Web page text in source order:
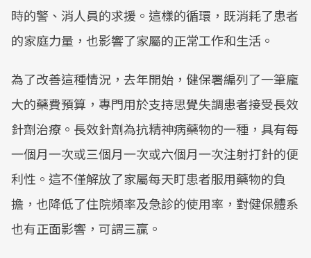
時的警、消人員的求援。這樣的循環，既消耗了患者
的家庭力量，也影響了家屬的正常工作和生活。
為了改善這種情況，去年開始，健保署編列了一筆龐
大的藥費預算，專門用於支持思覺失調患者接受長效
針劑治療。長效針劑為抗精神病藥物的一種，具有每
一個月一次或三個月一次或六個月一次注射打針的便
利性。這不僅解放了家屬每天盯患者服用藥物的負
擔，也降低了住院頻率及急診的使用率，對健保體系
也有正面影響，可謂三贏。